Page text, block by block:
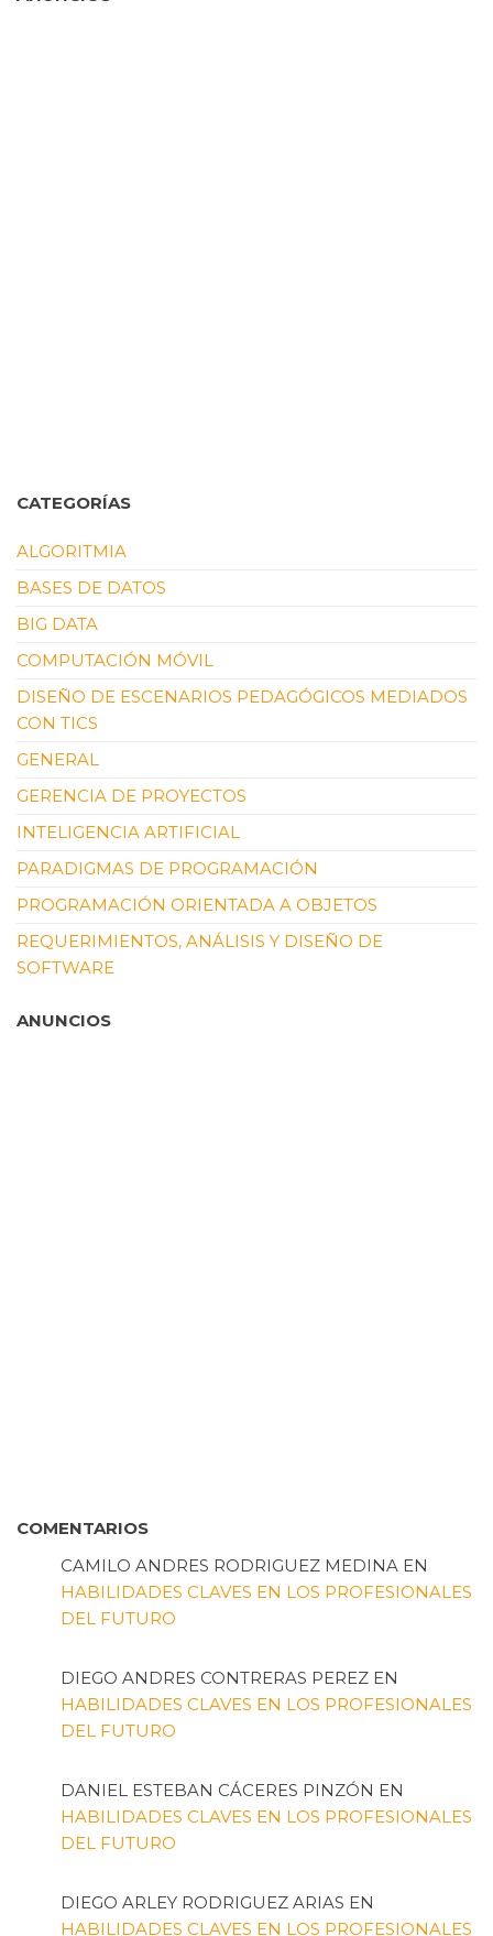
CATEGORÍAS
ALGORITMIA
BASES DE DATOS
BIG DATA
COMPUTACIÓN MÓVIL
DISEÑO DE ESCENARIOS PEDAGÓGICOS MEDIADOS
CON TICS
GENERAL
GERENCIA DE PROYECTOS
INTELIGENCIA ARTIFICIAL
PARADIGMAS DE PROGRAMACIÓN
PROGRAMACIÓN ORIENTADA A OBJETOS
REQUERIMIENTOS, ANÁLISIS Y DISEÑO DE
SOFTWARE
ANUNCIOS
COMENTARIOS
CAMILO ANDRES RODRIGUEZ MEDINA EN
HABILIDADES CLAVES EN LOS PROFESIONALES
DEL FUTURO
DIEGO ANDRES CONTRERAS PEREZ EN
HABILIDADES CLAVES EN LOS PROFESIONALES
DEL FUTURO
DANIEL ESTEBAN CÁCERES PINZÓN EN
HABILIDADES CLAVES EN LOS PROFESIONALES
DEL FUTURO
DIEGO ARLEY RODRIGUEZ ARIAS EN
HABILIDADES CLAVES EN LOS PROFESIONALES